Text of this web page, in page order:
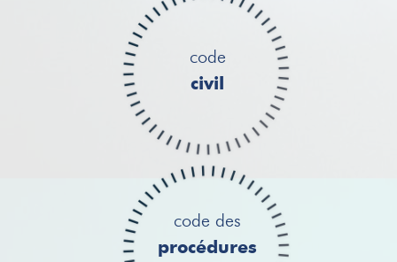
code
civil
code des
procédures